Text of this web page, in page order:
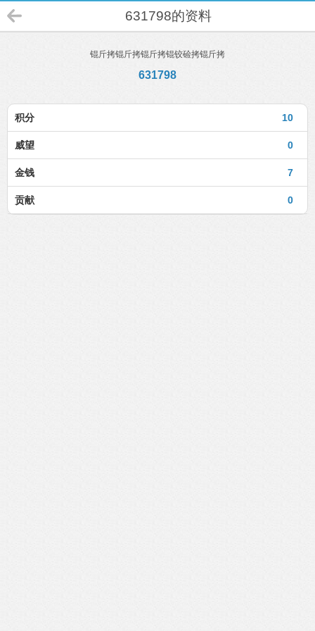
631798的资料
锟斤拷锟斤拷锟斤拷锟铰硷拷锟斤拷
631798
10
积分
0
威望
7
金钱
0
贡献